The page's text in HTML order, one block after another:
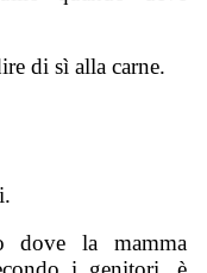
di sì alla carne.
la mamma